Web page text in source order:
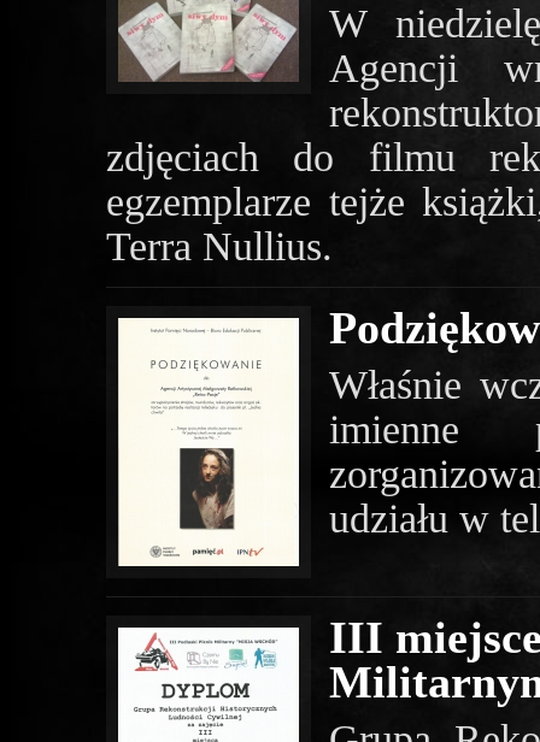
W
Agencji
zdjęciach do filmu
egzemplarze tejże
Terra Nullius.
Właśnie
imienne
udziału w
III